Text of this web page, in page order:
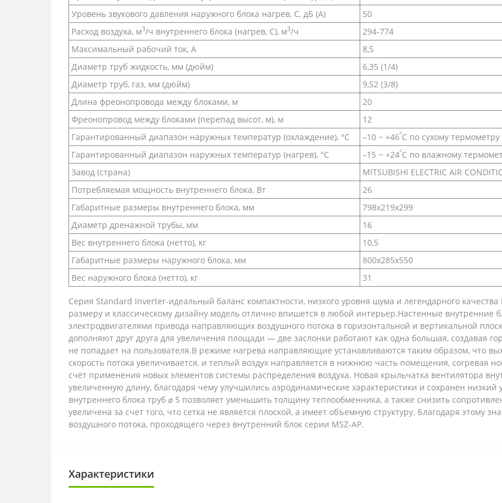
Уровень звукового давления наружного блока нагрев, С, дБ (А)
50
Расход воздуха, м3/ч внутреннего блока (нагрев, С), м3/ч
294-774
Максимальный рабочий ток, А
8,5
Диаметр труб жидкость, мм (дюйм)
6,35 (1/4)
Диаметр труб, газ, мм (дюйм)
9,52 (3/8)
Длина фреонопровода между блоками, м
20
Фреонопровод между блоками (перепад высот, м), м
12
Гарантированный диапазон наружных температур (охлаждение), °С
–10 ~ +46ºC по сухому термометру
Гарантированный диапазон наружных температур (нагрев), °С
–15 ~ +24ºC по влажному
Завод (страна)
MITSUBISHI ELECTRIC AIR
Потребляемая мощность внутреннего блока, Вт
26
Габаритные размеры внутреннего блока, мм
798x219x299
Диаметр дренажной трубы, мм
16
Вес внутреннего блока (нетто), кг
10,5
Габаритные размеры наружного блока, мм
800x285x550
Вес наружного блока (нетто), кг
31
Серия Standard Inverter-идеальный баланс компактности, низкого уровня шума и легендарного качества
размеру и классическому дизайну модель отлично впишется в любой интерьер.Настенные внутренние
электродвигателями привода направляющих воздушного потока в горизонтальной и вертикальной
дополняют друг друга для увеличения площади — две заслонки работают как одна большая, создавая
не попадает на пользователя.В режиме нагрева направляющие устанавливаются таким образом, что
скорость потока увеличивается, и теплый воздух направляется в нижнюю часть помещения, согревая
счёт применения новых элементов системы распределения воздуха. Новая крыльчатка вентилятора
увеличенную длину, благодаря чему улучшились аэродинамические характеристики и сохранен
внутреннего блока труб ⌀ 5 позволяет уменьшить толщину теплообменника, а также снизить
увеличена за счет того, что сетка не является плоской, а имеет объемную структуру. Благодаря этому
воздушного потока, проходящего через внутренний блок серии MSZ-AP.
Характеристики